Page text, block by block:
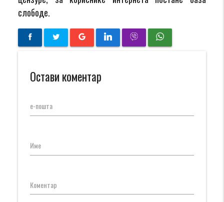
слободе.
Остави коментар
е-пошта
Име
Коментар